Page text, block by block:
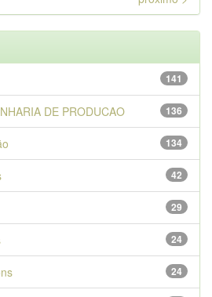
141
136
DE PRODUCAO
134
42
29
24
24